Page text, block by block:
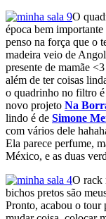
O
época bem
penso na força que o
madeira veio de
presente de mamãe
além de ter coisas
o quadrinho no filtro
novo projeto Na
lindo é de Simone
com vários dele
Ela parece perfume,
México, e as duas
O rack
bichos pretos são
Pronto, acabou o tour